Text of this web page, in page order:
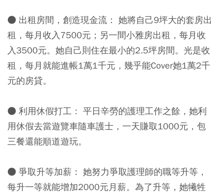
● 出租房間，創造現金流： 她將自己9坪大的套房出
租，每月收入7500元；另一間小雅房出租，每月收
入3500元。她自己則住在最小的2.5坪房間。光是收
租，每月就能進帳1萬1千元，幾乎能Cover她1萬2千
元的房貸。
● 利用休假打工： 平日辛勞的護理工作之餘，她利
用休假去當遊覽車隨車護士，一天賺取1000元，包
三餐還能順道遊玩。
● 爭取升等加薪： 她努力爭取護理師的職等升等，
每升一等就能增加2000元月薪。為了升等，她犧牲